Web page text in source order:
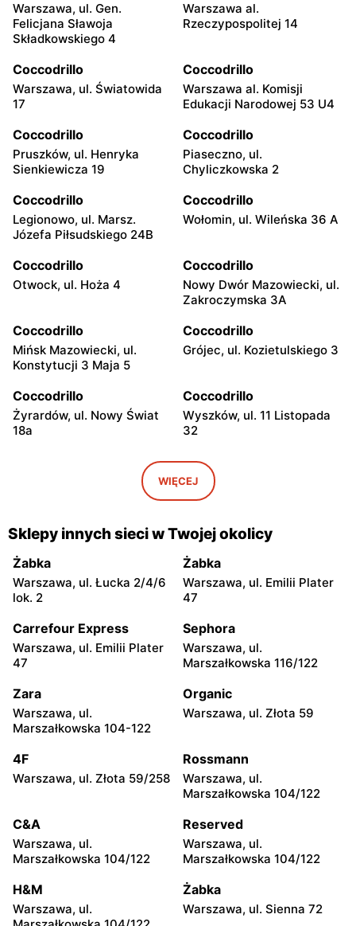
Warszawa, ul. Gen.
Felicjana Sławoja
Składkowskiego 4
Warszawa al.
Rzeczypospolitej 14
Coccodrillo
Warszawa, ul. Światowida
17
Coccodrillo
Warszawa al. Komisji
Edukacji Narodowej 53 U4
Coccodrillo
Pruszków, ul. Henryka
Sienkiewicza 19
Coccodrillo
Piaseczno, ul.
Chyliczkowska 2
Coccodrillo
Legionowo, ul. Marsz.
Józefa Piłsudskiego 24B
Coccodrillo
Wołomin, ul. Wileńska 36 A
Coccodrillo
Otwock, ul. Hoża 4
Coccodrillo
Nowy Dwór Mazowiecki, ul.
Zakroczymska 3A
Coccodrillo
Mińsk Mazowiecki, ul.
Konstytucji 3 Maja 5
Coccodrillo
Grójec, ul. Kozietulskiego 3
Coccodrillo
Żyrardów, ul. Nowy Świat
18a
Coccodrillo
Wyszków, ul. 11 Listopada
32
Pułtusk, ul. Świętojańska 7
Coccodrillo
Garwolin, ul. Kościuszki 22C
Płońsk, ul. Grunwaldzka 31
Skierniewice, ul.
Jagiellońska 8/16
Coccodrillo
Maków Mazowiecki, ul.
Coccodrillo
Łowicz, ul. Krakowska 15
Coccodrillo
Ciechanów, ul. Niechodzka
Coccodrillo
Kozienice, ul. Batalionów
Coccodrillo
Siedlce, ul. Józefa
Coccodrillo
Coccodrillo
16
Coccodrillo
Przasnysz, ul. Rynek 30
Coccodrillo
Chrobrego 1
Coccodrillo
Grzecznarowskiego 28
Coccodrillo Coccodrillo
WIĘCEJ
Sklepy innych sieci w Twojej okolicy
Żabka
Warszawa, ul. Łucka 2/4/6
lok. 2
Żabka
Warszawa, ul. Emilii Plater
47
Carrefour Express
Warszawa, ul. Emilii Plater
47
Sephora
Warszawa, ul.
Marszałkowska 116/122
Zara
Warszawa, ul.
Marszałkowska 104-122
Organic
Warszawa, ul. Złota 59
4F
Warszawa, ul. Złota 59/258
Rossmann
Warszawa, ul.
Marszałkowska 104/122
C&A
Warszawa, ul.
Marszałkowska 104/122
Reserved
Warszawa, ul.
Marszałkowska 104/122
H&M
Warszawa, ul.
Żabka
Warszawa, ul. Sienna 72